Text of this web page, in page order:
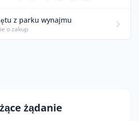
z parku wynajmu
o zakup
żądanie